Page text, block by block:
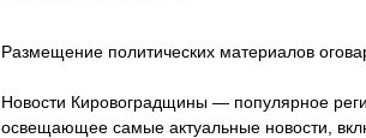
Размещение политических материалов
Новости Кировоградщины — популярное
освещающее самые актуальные новости,